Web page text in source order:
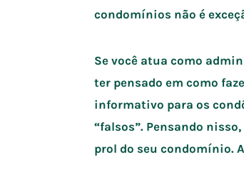
condomínios não é
Se você atua como
ter pensado em como
informativo para os
“falsos”. Pensando
prol do seu condomínio.